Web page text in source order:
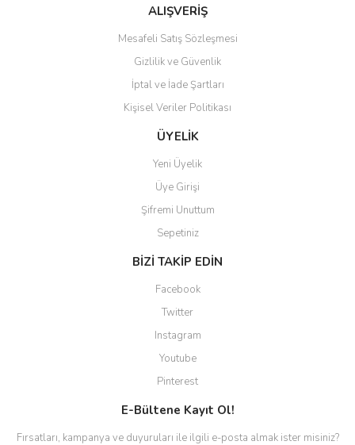
Bu ürüne benzer farklı alternatifler olmalı.
Gönder
ALIŞVERİŞ
Mesafeli Satış Sözleşmesi
Gizlilik ve Güvenlik
İptal ve İade Şartları
Kişisel Veriler Politikası
ÜYELİK
Yeni Üyelik
Üye Girişi
Şifremi Unuttum
Sepetiniz
BİZİ TAKİP EDİN
Facebook
Twitter
Instagram
Youtube
Pinterest
E-Bültene Kayıt Ol!
Fırsatları, kampanya ve duyuruları ile ilgili e-posta almak ister misiniz?